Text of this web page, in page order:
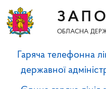
ОБЛАСНА
Гаряча телефонна
державної